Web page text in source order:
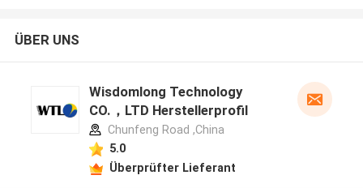
ÜBER UNS
Wisdomlong Technology
CO.，LTD Herstellerprofil
Chunfeng Road ,China
5.0
Überprüfter Lieferant